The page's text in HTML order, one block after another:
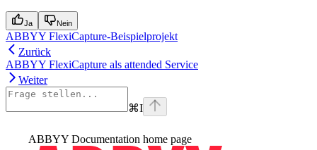
Ja Nein
ABBYY FlexiCapture-Beispielprojekt
Zurück
ABBYY FlexiCapture als attended Service
Weiter
⌘I
ABBYY Documentation home page